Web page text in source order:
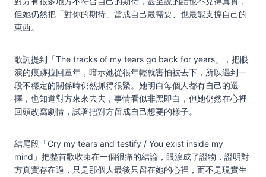
但她仍然把「對你的期待」當成自己最需要、也最能支撐自己的
東西。
歌詞提到「The tracks of my tears go back for years」，把眼
淚的痕跡拉回童年，暗示她從很年輕就害怕被丟下，所以遇到一
段不穩定的關係時仍然抓得很緊。她明白每個人都有自己的選
擇，也知道對方來來去去，事情看似非黑即白，但她仍然在心裡
回頭改寫劇情，試著把對方留成自己想要的樣子。
結尾段「Cry my tears and testify / You exist inside my
mind」把整首歌收束在一個很痛的結論，眼淚成了證物，證明對
方真實存在過，只是那個人最後只留在她的心裡，而不是現實生